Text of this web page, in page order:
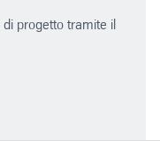
progetto tramite il